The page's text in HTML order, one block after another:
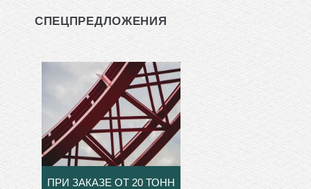
СПЕЦПРЕДЛОЖЕНИЯ
ПРИ ЗАКАЗЕ ОТ 20 ТОНН